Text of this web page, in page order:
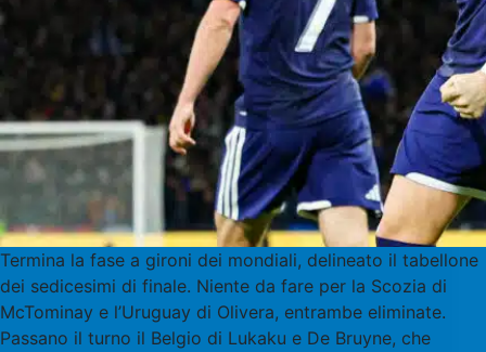
Termina la fase a gironi dei mondiali, delineato il tabellone
dei sedicesimi di finale. Niente da fare per la Scozia di
McTominay e l’Uruguay di Olivera, entrambe eliminate.
Passano il turno il Belgio di Lukaku e De Bruyne, che